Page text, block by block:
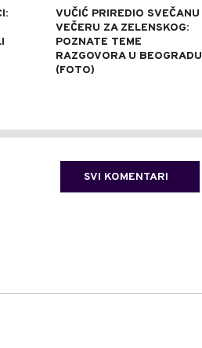
VUČIĆ PRIREDIO SVEČANU
VEČERU ZA ZELENSKOG:
POZNATE TEME
RAZGOVORA U BEOGRADU
(FOTO)
SVI KOMENTARI